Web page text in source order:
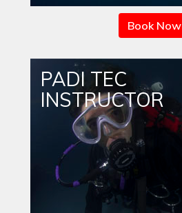
Book Now
PADI TEC
INSTRUCTOR